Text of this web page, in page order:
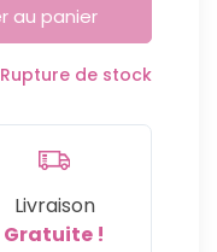
uni
plus
598,99 €
au panier
Rupture de stock
Livraison
Gratuite !